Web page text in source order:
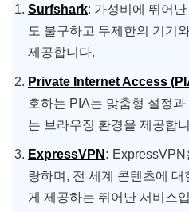
Surfshark: 가성비에 뛰어
도 불구하고 무제한의 기기
제공합니다.
Private Internet Access
호하는 PIA는 맞춤형 설정
는 브라우징 환경을 제공합
ExpressVPN :
랑하며, 전 세계 콘텐츠에 대
게 제공하는 뛰어난 서비스